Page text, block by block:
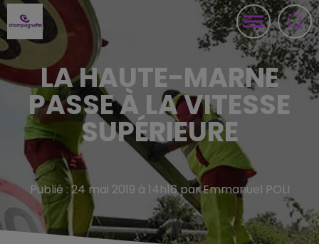
LA HAUTE-MARNE
PASSE À LA VITESSE
SUPÉRIEURE
Publié : 24 mai 2019 à 14h16 par Emmanuel POLI